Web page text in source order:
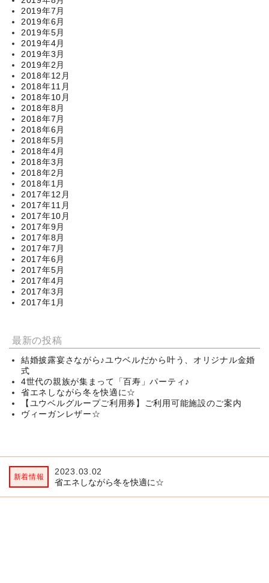
2019年7月
2019年6月
2019年5月
2019年4月
2019年3月
2019年2月
2018年12月
2018年11月
2018年10月
2018年8月
2018年7月
2018年6月
2018年5月
2018年4月
2018年3月
2018年2月
2018年1月
2017年12月
2017年11月
2017年10月
2017年9月
2017年8月
2017年7月
2017年6月
2017年5月
2017年4月
2017年3月
2017年1月
最新の投稿
結婚披露宴さながら♪ユウベルだから叶う、オリジナル金婚
式
4世代の親族が集まって「百寿」パーティ♪
省エネしながら冬を快適に☆
【ユウベルグループご利用券】ご利用可能施設のご案内
ヴィーガンレザー☆
2023.03.02
省エネしながら冬を快適に☆